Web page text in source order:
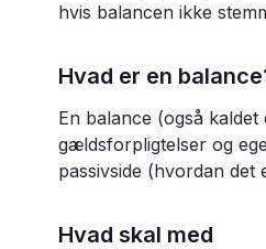
hvis balancen ikke
Hvad er en
En balance (også
gældsforpligtelser og
passivside (hvordan det
Hvad skal med